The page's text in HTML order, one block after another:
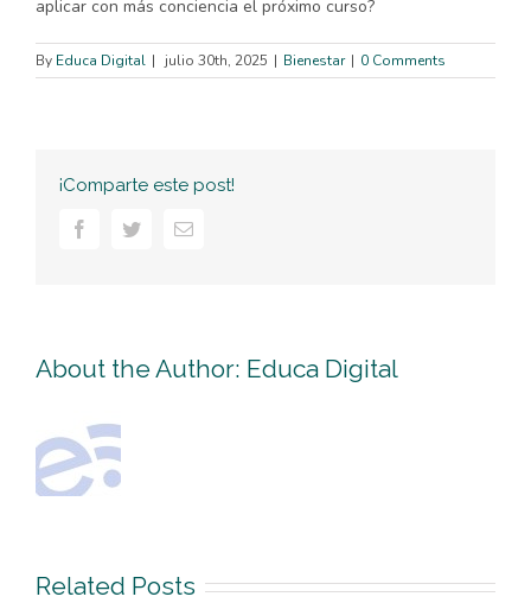
aplicar con más conciencia el próximo curso?
By Educa Digital | julio 30th, 2025 | Bienestar | 0 Comments
¡Comparte este post!
FacebookTwitterEmail
About the Author: Educa Digital
Related Posts